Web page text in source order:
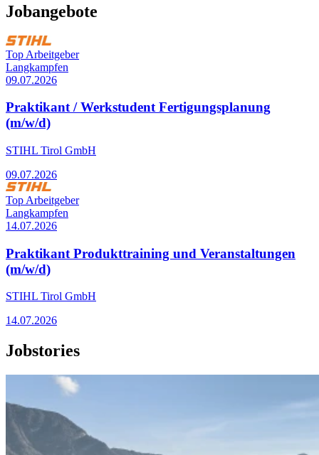
Jobangebote
Top Arbeitgeber
Langkampfen
09.07.2026
Praktikant / Werkstudent Fertigungsplanung
(m/w/d)
STIHL Tirol GmbH
09.07.2026
Top Arbeitgeber
Langkampfen
14.07.2026
Praktikant Produkttraining und Veranstaltungen
(m/w/d)
STIHL Tirol GmbH
14.07.2026
Jobstories